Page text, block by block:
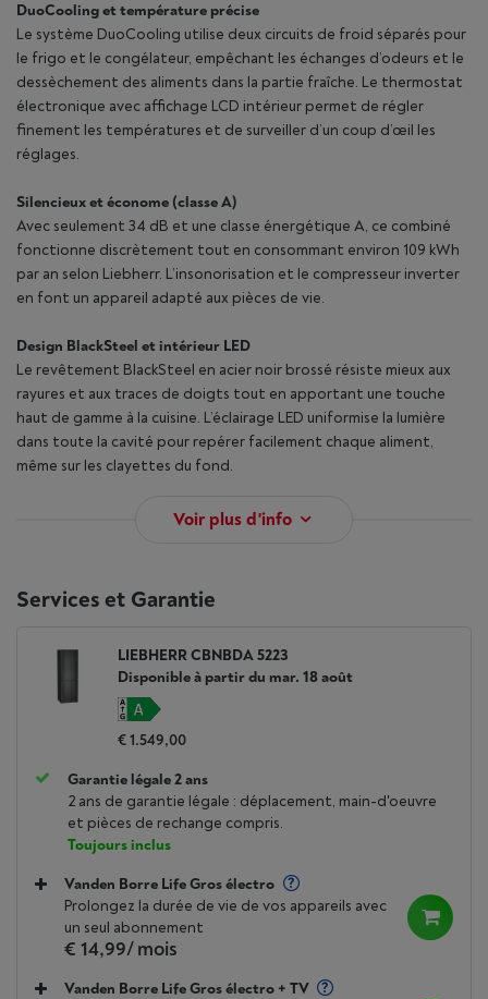
DuoCooling et température précise
Le système DuoCooling utilise deux circuits de froid séparés pour
le frigo et le congélateur, empêchant les échanges d’odeurs et le
dessèchement des aliments dans la partie fraîche. Le thermostat
électronique avec affichage LCD intérieur permet de régler
finement les températures et de surveiller d’un coup d’œil les
réglages.
Silencieux et économe (classe A)
Avec seulement 34 dB et une classe énergétique A, ce combiné
fonctionne discrètement tout en consommant environ 109 kWh
par an selon Liebherr. L’insonorisation et le compresseur inverter
en font un appareil adapté aux pièces de vie.
Design BlackSteel et intérieur LED
Le revêtement BlackSteel en acier noir brossé résiste mieux aux
rayures et aux traces de doigts tout en apportant une touche
haut de gamme à la cuisine. L’éclairage LED uniformise la lumière
dans toute la cavité pour repérer facilement chaque aliment,
même sur les clayettes du fond.
Voir plus d'info
Services et Garantie
LIEBHERR CBNBDA 5223
Disponible à partir du mar. 18 août
€ 1.549,00
Garantie légale 2 ans
2 ans de garantie légale : déplacement, main-d'oeuvre
et pièces de rechange compris.
Toujours inclus
Vanden Borre Life Gros électro
Prolongez la durée de vie de vos appareils avec
un seul abonnement
€ 14,99/ mois
Vanden Borre Life Gros électro + TV